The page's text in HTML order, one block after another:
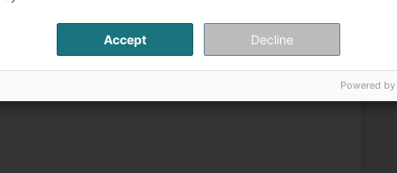
Accept Decline
Powered by